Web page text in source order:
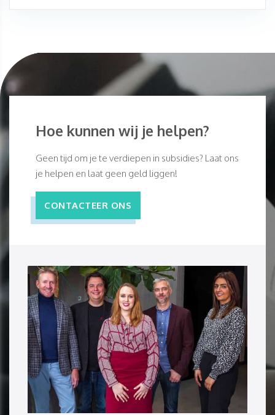
Hoe kunnen wij je helpen?
Geen tijd om je te verdiepen in subsidies? Laat ons
je helpen en laat geen geld liggen!
CONTACTEER ONS